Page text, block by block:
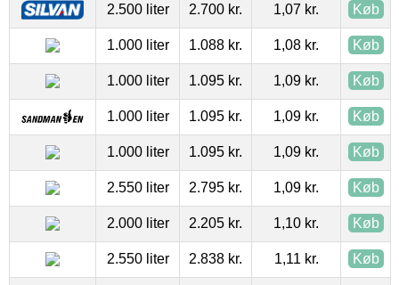
2.500 liter 2.700 kr. 1,07 kr. Køb
1.000 liter 1.088 kr. 1,08 kr. Køb
1.000 liter 1.095 kr. 1,09 kr. Køb
1.000 liter 1.095 kr. 1,09 kr. Køb
1.000 liter 1.095 kr. 1,09 kr. Køb
2.550 liter 2.795 kr. 1,09 kr. Køb
2.000 liter 2.205 kr. 1,10 kr. Køb
2.550 liter 2.838 kr. 1,11 kr. Køb